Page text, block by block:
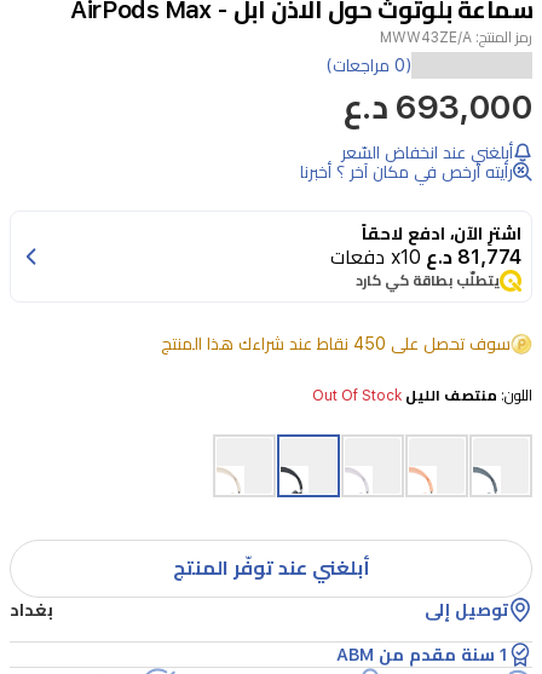
2
سماعة بلوتوث حول الاذن ابل - AirPods Max
رمز المنتج: MWW43ZE/A
(0 مراجعات)
693,000 د.ع
أبلغني عند انخفاض السّعر
رأيته أرخص في مكان آخر ؟ أخبرنا
اشترِ الآن، ادفع لاحقاً
81,774 د.ع x10 دفعات
يتطلّب بطاقة كي كارد
سوف تحصل على 450 نقاط عند شراءك هذا المنتج
اللون: منتصف الليل Out Of Stock
أبلغني عند توفّر المنتج
توصيل إلى بغداد
1 سنة مقدم من ABM